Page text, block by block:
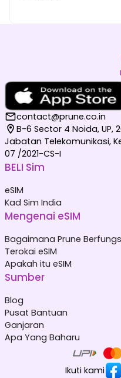
contact@prune.co.in
B-6 Sector 4 Noida, UP,
Jabatan Telekomunikasi,
07 /2021-CS-I
BELI Sim
eSIM
Kad Sim India
Mengenai eSIM
Bagaimana Prune
Terokai eSIM
Apakah itu eSIM
Sumber
Blog
Pusat Bantuan
Ganjaran
Apa Yang Baharu
Ikuti kami